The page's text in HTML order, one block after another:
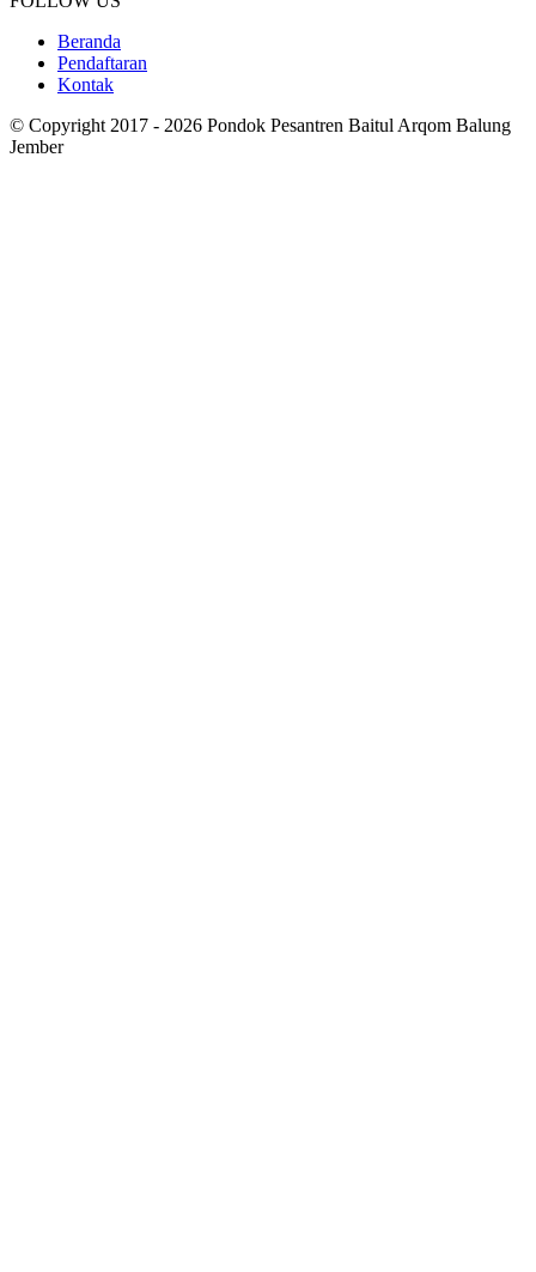
Beranda
Pendaftaran
Kontak
© Copyright 2017 - 2026 Pondok Pesantren Baitul Arqom Balung
Jember